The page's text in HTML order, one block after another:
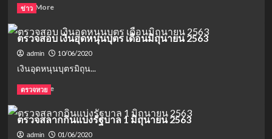
Read MoreRead
about
อ่าง
น้ำมนต์
สำเภา
ทอง-
ไข่
วัด
เจดีย์
ข่าว
ตรวจสอบ เงินอุดหนุนบุตร เดือนมิถุนายน 2563
admin 10/06/2020
เงินอุดหนุนบุตรมิถุน...
Read MoreRead
about
ตรวจ
สอบ
ตรวจหวย
ตรวจสลากกินแบ่งรัฐบาล 1 มิถุนายน 2563
admin 01/06/2020